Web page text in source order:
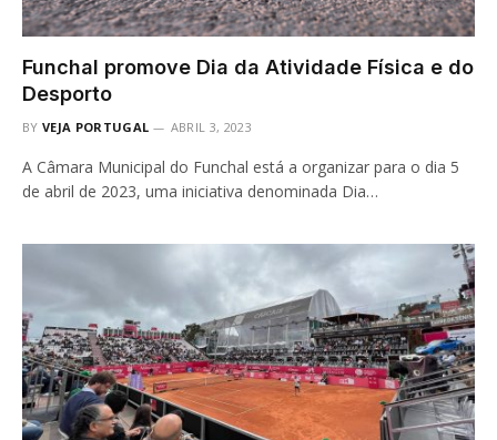
Funchal promove Dia da Atividade Física e do
Desporto
BY VEJA PORTUGAL ABRIL 3, 2023
A Câmara Municipal do Funchal está a organizar para o dia 5
de abril de 2023, uma iniciativa denominada Dia…